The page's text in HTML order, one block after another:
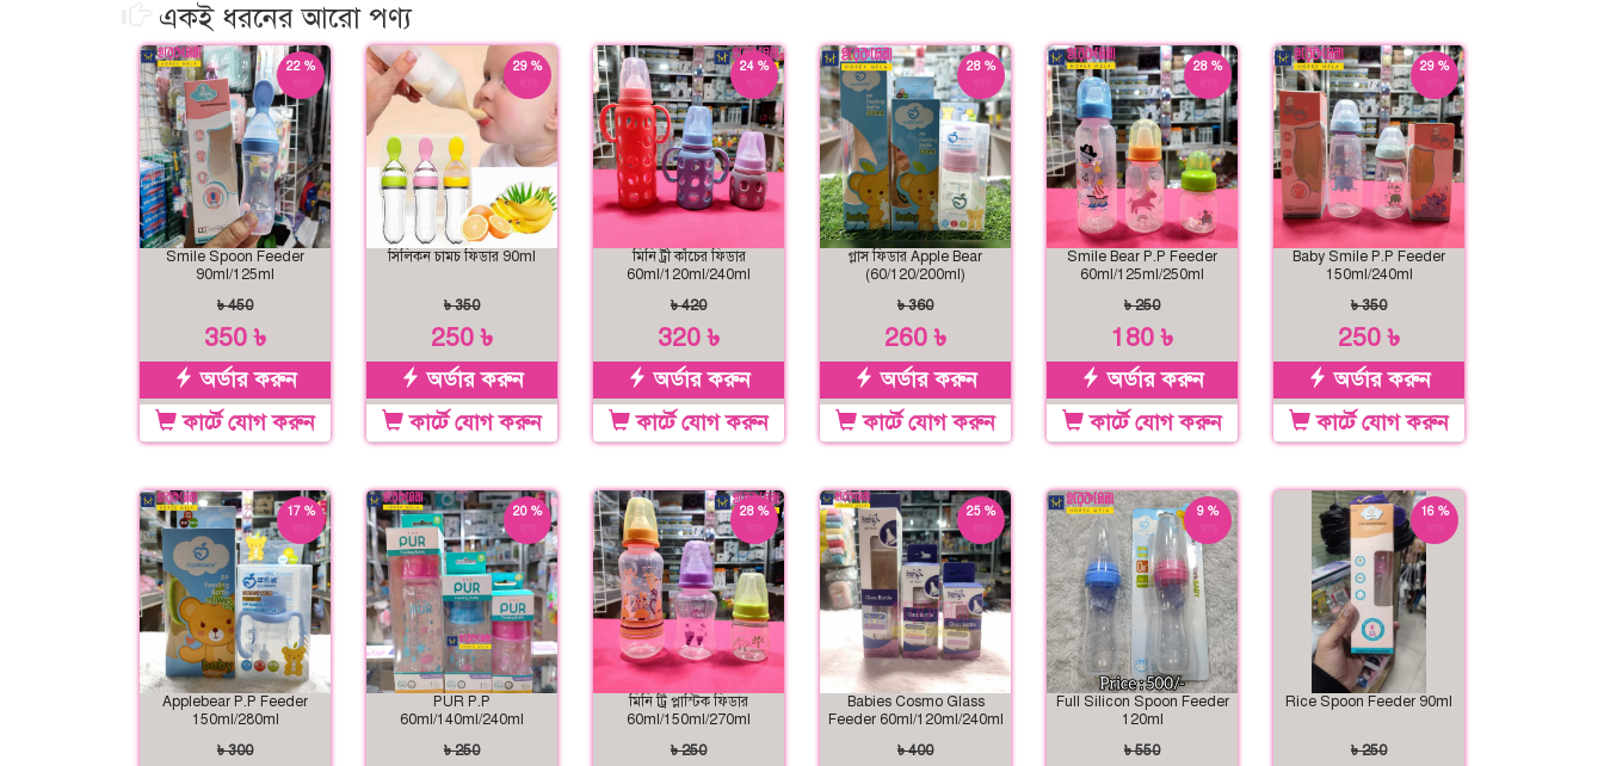
একই ধরনের আরো পণ্য
22 %
Smile Spoon Feeder
90ml/125ml
৳ 450
350 ৳
অর্ডার করুন
কার্টে যোগ করুন
29 %
সিলিকন চামচ ফিডার 90ml
৳ 350
250 ৳
অর্ডার করুন
কার্টে যোগ করুন
24 %
মিনি ট্রী কাঁচের ফিডার
60ml/120ml/240ml
৳ 420
320 ৳
অর্ডার করুন
কার্টে যোগ করুন
28 %
গ্লাস ফিডার Apple Bear
(60/120/200ml)
৳ 360
260 ৳
অর্ডার করুন
কার্টে যোগ করুন
28 %
Smile Bear P.P Feeder
60ml/125ml/250ml
৳ 250
180 ৳
অর্ডার করুন
কার্টে যোগ করুন
29 %
Baby Smile P.P Feeder
150ml/240ml
৳ 350
250 ৳
অর্ডার করুন
কার্টে যোগ করুন
17 %
Applebear P.P Feeder
150ml/280ml
৳ 300
20 %
PUR P.P
60ml/140ml/240ml
৳ 250
28 %
মিনি ট্রি প্লাস্টিক ফিডার
60ml/150ml/270ml
৳ 250
25 %
Babies Cosmo Glass
Feeder 60ml/120ml/240ml
৳ 400
9 %
Full Silicon Spoon Feeder
120ml
৳ 550
16 %
Rice Spoon Feeder 90ml
৳ 250